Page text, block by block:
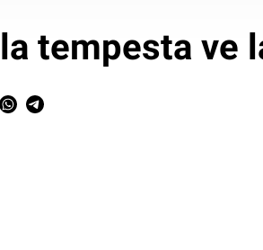
tempesta ve